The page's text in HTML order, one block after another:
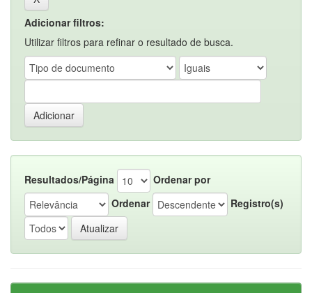
Adicionar filtros:
Utilizar filtros para refinar o resultado de busca.
Resultados/Página
Ordenar por
Ordenar
Registro(s)